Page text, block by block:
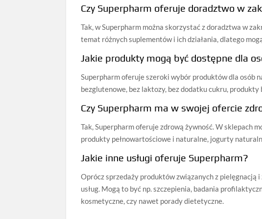
Czy Superpharm oferuje doradztwo w
Tak, w Superpharm można skorzystać z doradztwa w
temat różnych suplementów i ich działania, dlatego
Jakie produkty mogą być dostępne dla
Superpharm oferuje szeroki wybór produktów dla osób
bezglutenowe, bez laktozy, bez dodatku cukru,
Czy Superpharm ma w swojej ofercie
Tak, Superpharm oferuje zdrową żywność. W sklepach
produkty pełnowartościowe i naturalne, jogurty
Jakie inne usługi oferuje Superpharm?
Oprócz sprzedaży produktów związanych z
usług. Mogą to być np. szczepienia, badania
kosmetyczne, czy nawet porady dietetyczne.